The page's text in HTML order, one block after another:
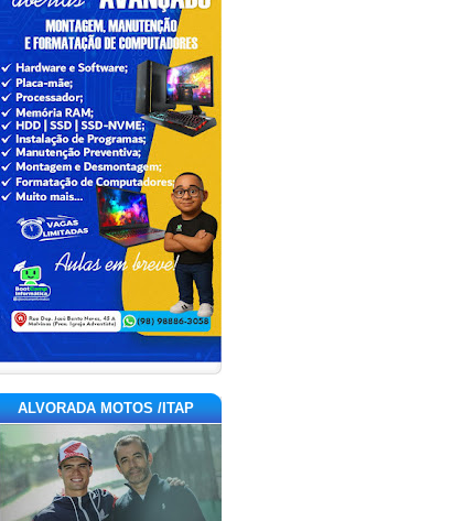
ALVORADA MOTOS /ITAP